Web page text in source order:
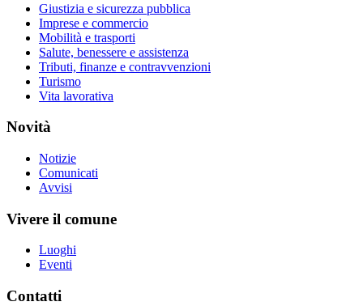
Giustizia e sicurezza pubblica
Imprese e commercio
Mobilità e trasporti
Salute, benessere e assistenza
Tributi, finanze e contravvenzioni
Turismo
Vita lavorativa
Novità
Notizie
Comunicati
Avvisi
Vivere il comune
Luoghi
Eventi
Contatti